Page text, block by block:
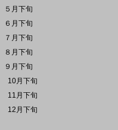
５月下旬
６月下旬
７月下旬
８月下旬
９月下旬
10月下旬
11月下旬
12月下旬